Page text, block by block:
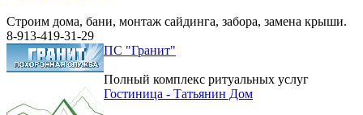
Строим дома, бани, монтаж сайдинга, забора, замена крыши.
8-913-419-31-29
ПС "Гранит"
Полный комплекс ритуальных услуг
Гостиница - Татьянин Дом